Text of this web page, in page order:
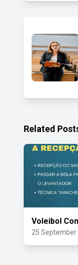
Related
Voleibol
25 September